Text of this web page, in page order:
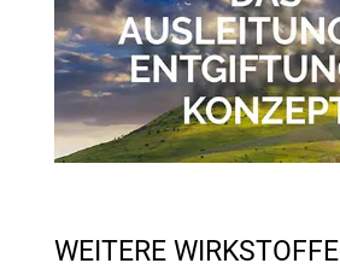
WEITERE WIRKSTOFFE